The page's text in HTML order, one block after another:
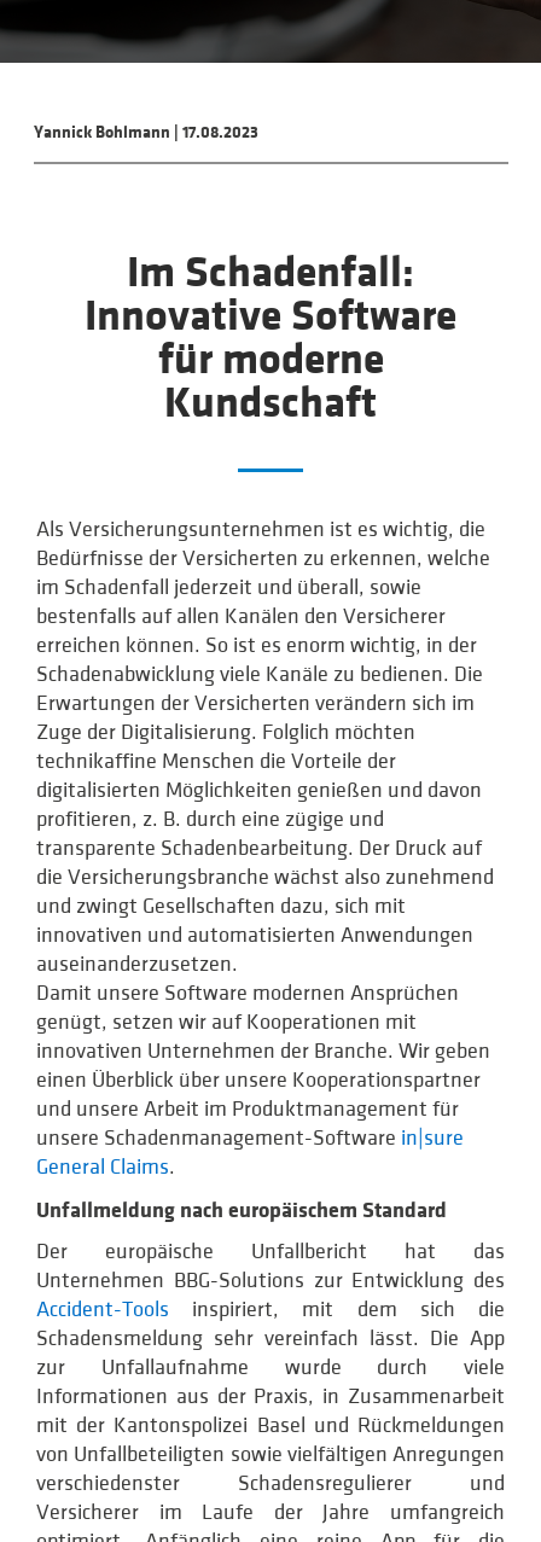
Yannick Bohlmann 17.08.2023
Im Schadenfall:
Innovative Software
für moderne
Kundschaft
Als Versicherungsunternehmen ist es wichtig, die
Bedürfnisse der Versicherten zu erkennen, welche
im Schadenfall jederzeit und überall, sowie
bestenfalls auf allen Kanälen den Versicherer
erreichen können. So ist es enorm wichtig, in der
Schadenabwicklung viele Kanäle zu bedienen. Die
Erwartungen der Versicherten verändern sich im
Zuge der Digitalisierung. Folglich möchten
technikaffine Menschen die Vorteile der
digitalisierten Möglichkeiten genießen und davon
profitieren, z. B. durch eine zügige und
transparente Schadenbearbeitung. Der Druck auf
die Versicherungsbranche wächst also zunehmend
und zwingt Gesellschaften dazu, sich mit
innovativen und automatisierten Anwendungen
auseinanderzusetzen.
Damit unsere Software modernen Ansprüchen
genügt, setzen wir auf Kooperationen mit
innovativen Unternehmen der Branche. Wir geben
einen Überblick über unsere Kooperationspartner
und unsere Arbeit im Produktmanagement für
unsere Schadenmanagement-Software in|sure
General Claims.
Unfallmeldung nach europäischem Standard
Der europäische Unfallbericht hat das
Unternehmen BBG-Solutions zur Entwicklung des
Accident-Tools inspiriert, mit dem sich die
Schadensmeldung sehr vereinfach lässt. Die App
zur Unfallaufnahme wurde durch viele
Informationen aus der Praxis, in Zusammenarbeit
mit der Kantonspolizei Basel und Rückmeldungen
von Unfallbeteiligten sowie vielfältigen Anregungen
verschiedenster Schadensregulierer und
Versicherer im Laufe der Jahre umfangreich